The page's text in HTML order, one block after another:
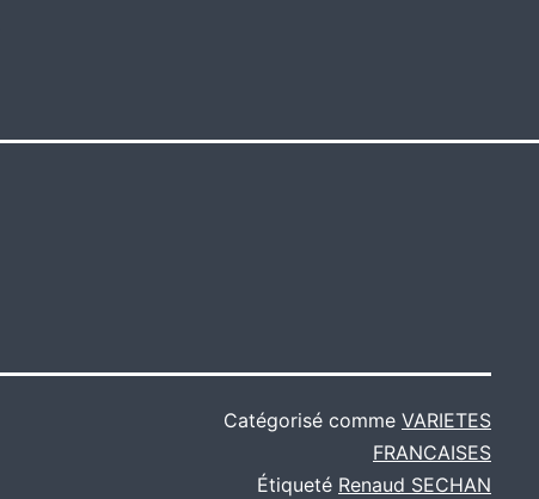
Catégorisé comme VARIETES
FRANCAISES
Étiqueté Renaud SECHAN